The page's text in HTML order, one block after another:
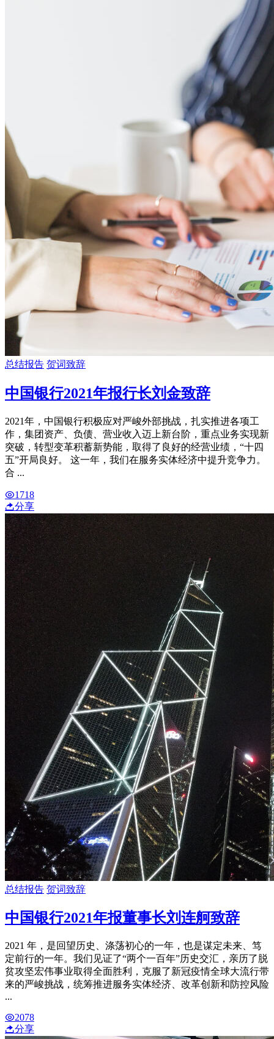
总结报告 贺词致辞
中国银行2021年报行长刘金致辞
2021年，中国银行积极应对严峻外部挑战，扎实推进各项工
作，集团资产、负债、营业收入迈上新台阶，重点业务实现新
突破，转型变革积蓄新势能，取得了良好的经营业绩，“十四
五”开局良好。 这一年，我们在服务实体经济中提升竞争力。
合 ...
1718
分享
总结报告 贺词致辞
中国银行2021年报董事长刘连舸致辞
2021 年，是回望历史、涤荡初心的一年，也是谋定未来、笃
定前行的一年。我们见证了“两个一百年”历史交汇，亲历了脱
贫攻坚宏伟事业取得全面胜利，克服了新冠疫情全球大流行带
来的严峻挑战，统筹推进服务实体经济、改革创新和防控风险
...
2078
分享